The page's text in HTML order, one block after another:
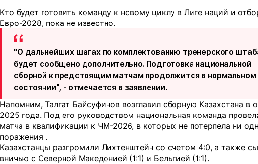
Кто будет готовить команду к новому циклу в Лиге наций и
Евро-2028, пока не известно.
"О дальнейших шагах по комплектованию тренерского
будет сообщено дополнительно. Подготовка национальной
сборной к предстоящим матчам продолжится в нормальном
состоянии", - отмечается в заявлении.
Напомним, Талгат Байсуфинов возглавил сборную Казахстана в
2025 года. Под его руководством национальная команда
матча в квалификации к ЧМ-2026, в которых не потерпела ни
поражения .
Казахстанцы разгромили Лихтенштейн со счетом 4:0, а также
вничью с Северной Македонией (1:1) и Бельгией (1:1).